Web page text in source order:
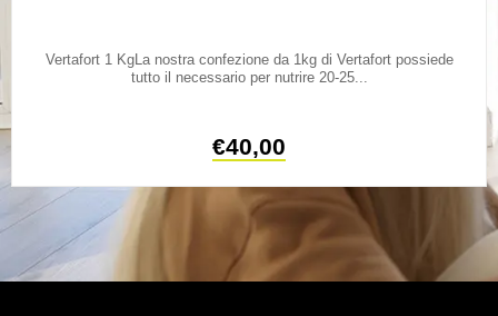
Vertafort 1 KgLa nostra confezione da 1kg di Vertafort possiede
tutto il necessario per nutrire 20-25...
€40,00